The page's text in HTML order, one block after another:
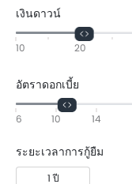
เงินดาวน์
10 20
อัตราดอกเบี้ย
6 10 14
ระยะเวลาการกู้ยืม
1 ปี